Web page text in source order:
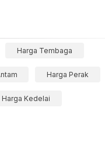
Harga Tembaga
Harga Perak
Harga Kedelai